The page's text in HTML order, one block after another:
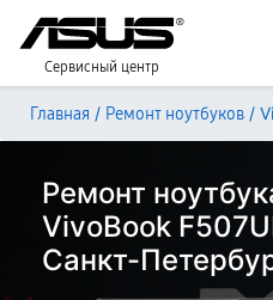
Сервисный центр
Главная / Ремонт ноутбуков /
Ремонт
VivoBook
Санкт-